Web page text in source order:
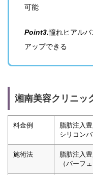
可能
Point3.憧れヒアル
アップできる
湘南美容クリニッ
料金例
脂肪注入
シリコン
施術法
脂肪注入
（パーフ